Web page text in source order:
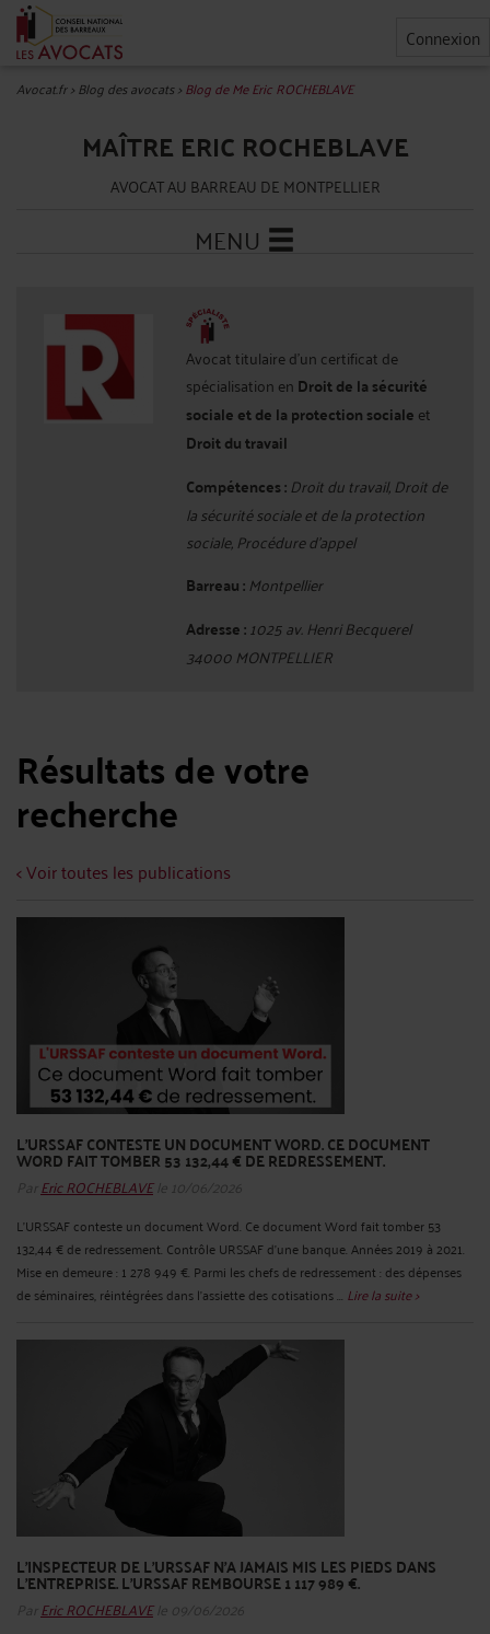
Connexion
Avocat.fr>Blog des avocats>Blog de Me Eric ROCHEBLAVE
MAÎTRE ERIC ROCHEBLAVE
AVOCAT AU BARREAU DE MONTPELLIER
MENU
Avocat titulaire d'un certificat de
spécialisation en Droit de la sécurité
sociale et de la protection sociale et
Droit du travail
Compétences : Droit du travail, Droit de
la sécurité sociale et de la protection
sociale, Procédure d'appel
Barreau : Montpellier
Adresse :1025 av. Henri Becquerel
34000 MONTPELLIER
Résultats de votre
recherche
< Voir toutes les publications
L'URSSAF CONTESTE UN DOCUMENT WORD. CE DOCUMENT
WORD FAIT TOMBER 53 132,44 € DE REDRESSEMENT.
Par Eric ROCHEBLAVEle 10/06/2026
L'URSSAF conteste un document Word. Ce document Word fait tomber 53
132,44 € de redressement. Contrôle URSSAF d'une banque. Années 2019 à 2021.
Mise en demeure : 1 278 949 €. Parmi les chefs de redressement : des dépenses
de séminaires, réintégrées dans l'assiette des cotisations ... Lire la suite >
L'INSPECTEUR DE L'URSSAF N'A JAMAIS MIS LES PIEDS DANS
L'ENTREPRISE. L'URSSAF REMBOURSE 1 117 989 €.
Par Eric ROCHEBLAVEle 09/06/2026